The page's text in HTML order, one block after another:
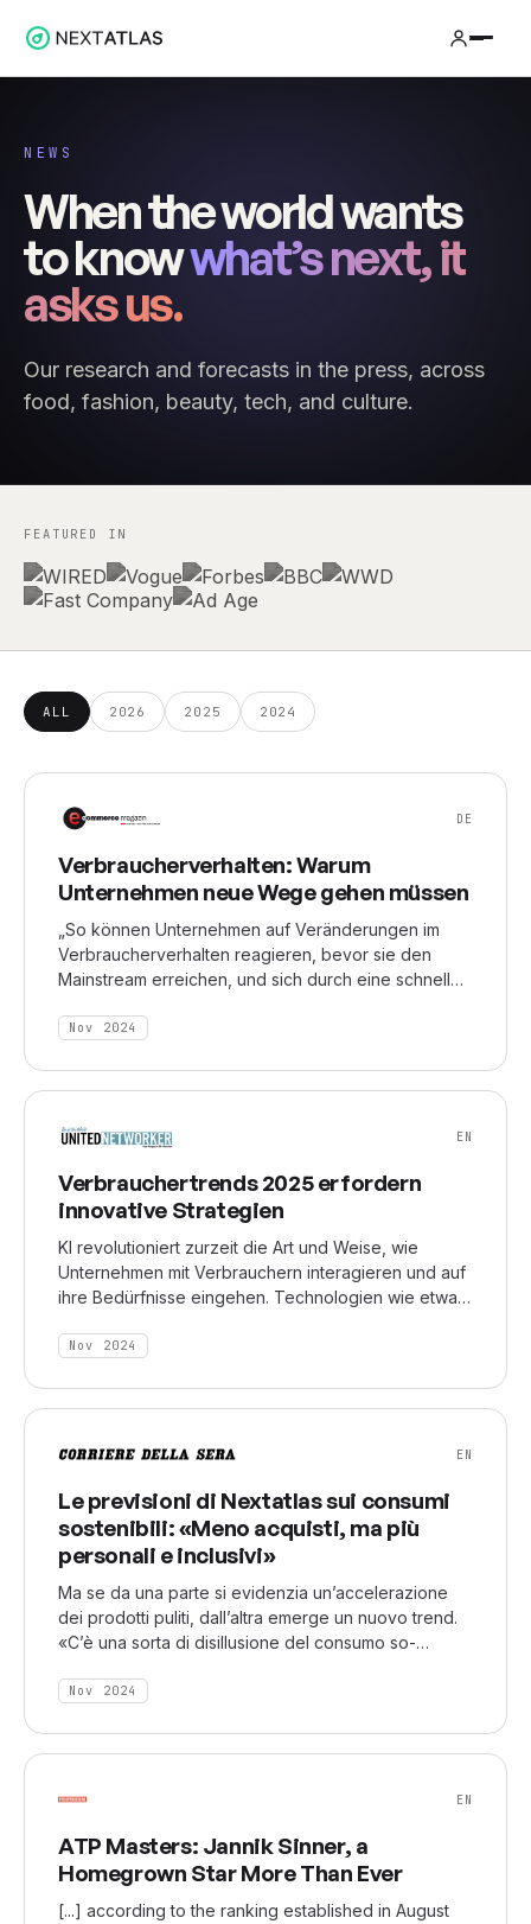
NEWS
When the world wants
to knowwhat’s next, it
asks us.
Our research and forecasts in the press, across
food, fashion, beauty, tech, and culture.
FEATURED IN
ALL 2026 2025 2024
DE
Verbraucherverhalten: Warum
Unternehmen neue Wege gehen müssen
„So können Unternehmen auf Veränderungen im
Verbraucherverhalten reagieren, bevor sie den
Mainstream erreichen, und sich durch eine schnelle
Spittler. Ein Beispiel sei die Trend-Engine von
Nov 2024
EN
Verbrauchertrends 2025 erfordern
innovative Strategien
KI revolutioniert zurzeit die Art und Weise, wie
Unternehmen mit Verbrauchern interagieren und auf
ihre Bedürfnisse eingehen. Technologien wie etwa
aufkommende Tendenzen frühzeitig zu erkennen
und Regionen hinweg zu verfolgen und deren
bewerten.
Nov 2024
EN
Le previsioni di Nextatlas sui consumi
sostenibili: «Meno acquisti, ma più
personali e inclusivi»
Ma se da una parte si evidenzia un’accelerazione
dei prodotti puliti, dall’altra emerge un nuovo trend.
«C’è una sorta di disillusione del consumo so-
colpevoli e quindi la tendenza è quella di ridurli:
Nov 2024
EN
ATP Masters: Jannik Sinner, a
Homegrown Star More Than Ever
[...] according to the ranking established in August